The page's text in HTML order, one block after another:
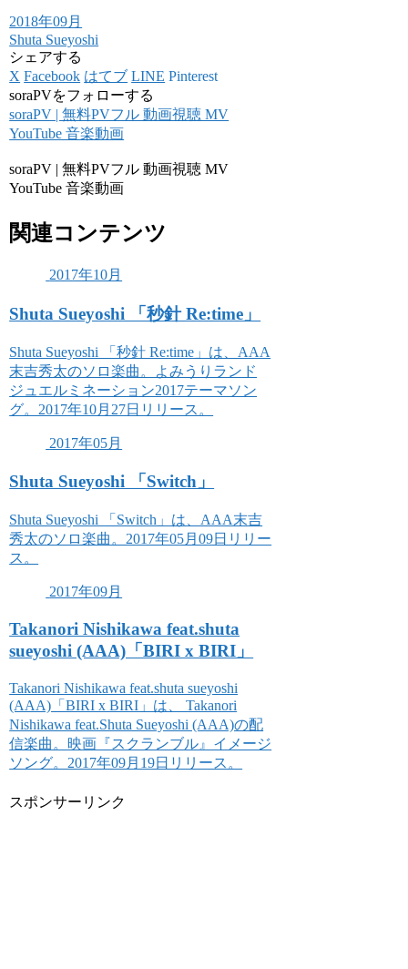
2018年09月
Shuta Sueyoshi
シェアする
X Facebook はてブ LINE Pinterest
soraPVをフォローする
soraPV | 無料PVフル 動画視聴 MV
YouTube 音楽動画
soraPV | 無料PVフル 動画視聴 MV
YouTube 音楽動画
関連コンテンツ
2017年10月
Shuta Sueyoshi 「秒針 Re:time」
Shuta Sueyoshi 「秒針 Re:time」は、AAA
末吉秀太のソロ楽曲。よみうりランド
ジュエルミネーション2017テーマソン
グ。2017年10月27日リリース。
2017年05月
Shuta Sueyoshi 「Switch」
Shuta Sueyoshi 「Switch」は、AAA末吉
秀太のソロ楽曲。2017年05月09日リリー
ス。
2017年09月
Takanori Nishikawa feat.shuta
sueyoshi (AAA)「BIRI x BIRI」
Takanori Nishikawa feat.shuta sueyoshi
(AAA)「BIRI x BIRI」は、 Takanori
Nishikawa feat.Shuta Sueyoshi (AAA)の配
信楽曲。映画『スクランブル』イメージ
ソング。2017年09月19日リリース。
スポンサーリンク